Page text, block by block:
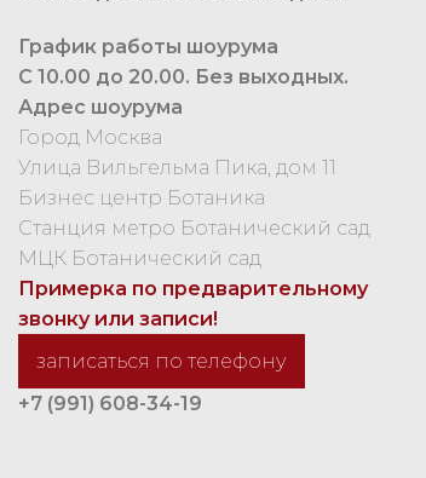
График работы шоурума
С 10.00 до 20.00. Без выходных.
Адрес шоурума
Город Москва
Улица Вильгельма Пика, дом 11
Бизнес центр Ботаника
Станция метро Ботанический сад
МЦК Ботанический сад
Примерка по предварительному
звонку или записи!
записаться по телефону
+7 (991) 608-34-19